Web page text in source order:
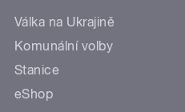
Válka na Ukrajině
Komunální volby
Stanice
eShop